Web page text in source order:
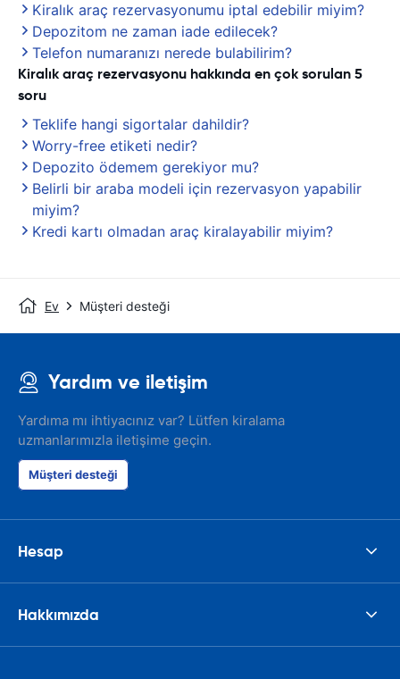
Kiralık araç rezervasyonumu iptal edebilir miyim?
Depozitom ne zaman iade edilecek?
Telefon numaranızı nerede bulabilirim?
Kiralık araç rezervasyonu hakkında en çok sorulan 5
soru
Teklife hangi sigortalar dahildir?
Worry-free etiketi nedir?
Depozito ödemem gerekiyor mu?
Belirli bir araba modeli için rezervasyon yapabilir
miyim?
Kredi kartı olmadan araç kiralayabilir miyim?
Ev Müşteri desteği
Yardım ve iletişim
Yardıma mı ihtiyacınız var? Lütfen kiralama
uzmanlarımızla iletişime geçin.
Müşteri desteği
Hesap
Hakkımızda